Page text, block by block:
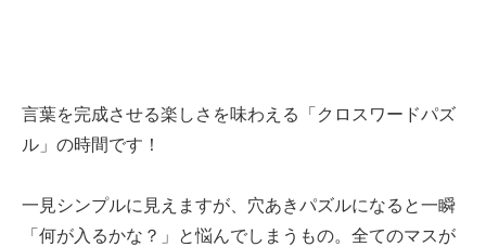
言葉を完成させる楽しさを味わえる「クロスワードパズ
ル」の時間です！
一見シンプルに見えますが、穴あきパズルになると一瞬
「何が入るかな？」と悩んでしまうもの。全てのマスが